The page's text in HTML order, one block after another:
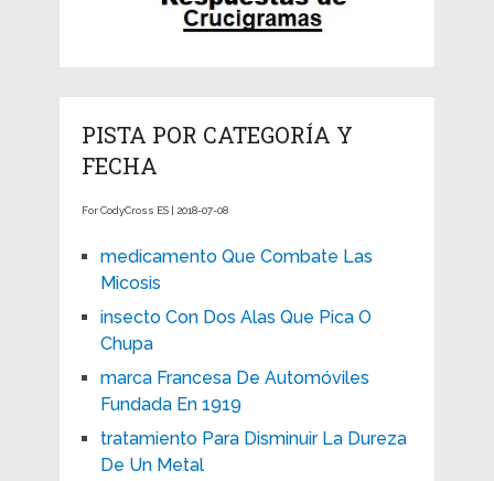
PISTA POR CATEGORÍA Y
FECHA
For CodyCross ES | 2018-07-08
medicamento Que Combate Las
Micosis
insecto Con Dos Alas Que Pica O
Chupa
marca Francesa De Automóviles
Fundada En 1919
tratamiento Para Disminuir La Dureza
De Un Metal